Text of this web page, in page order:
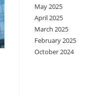
May 2025
April 2025
March 2025
February 2025
October 2024